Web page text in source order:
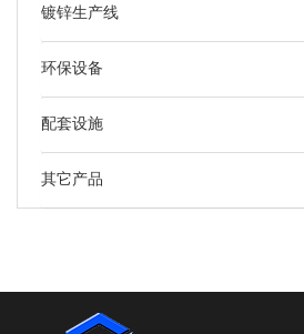
镀锌生产线
环保设备
配套设施
其它产品